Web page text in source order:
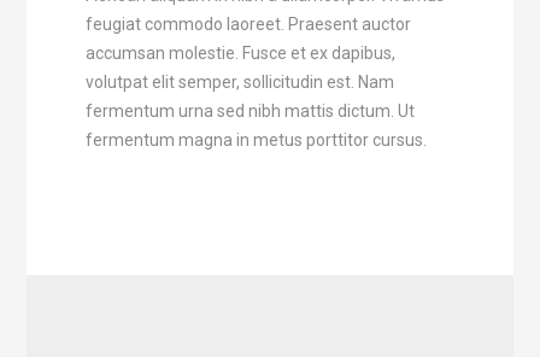
feugiat commodo laoreet. Praesent auctor
accumsan molestie. Fusce et ex dapibus,
volutpat elit semper, sollicitudin est. Nam
fermentum urna sed nibh mattis dictum. Ut
fermentum magna in metus porttitor cursus.